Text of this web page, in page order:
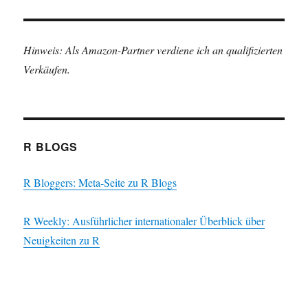
Hinweis: Als Amazon-Partner verdiene ich an qualifizierten
Verkäufen.
R BLOGS
R Bloggers: Meta-Seite zu R Blogs
R Weekly: Ausführlicher internationaler Überblick über
Neuigkeiten zu R